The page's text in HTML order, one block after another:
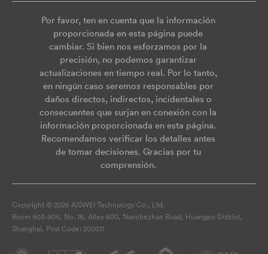
Por favor, ten en cuenta que la información
proporcionada en esta página puede
cambiar. Si bien nos esforzamos por la
precisión, no podemos garantizar
actualizaciones en tiempo real. Por lo tanto,
en ningún caso seremos responsables por
daños directos, indirectos, incidentales o
consecuentes que surjan en conexión con la
información proporcionada en esta página.
Recomendamos verificar los detalles antes
de tomar decisiones. Gracias por tu
comprensión.
Copyright © 2026 AISWEI Technology Co., Ltd.
Room 903-905, No. 18, Alley 600, Nanchezhan Road, Huangpu District,
Shanghai, Post Code: 200011